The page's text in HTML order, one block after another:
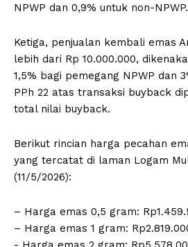
NPWP dan 0,9% untuk non-NPWP.
Ketiga, penjualan kembali emas
lebih dari Rp 10.000.000,
1,5% bagi pemegang NPWP dan
PPh 22 atas transaksi buyback
total nilai buyback.
Berikut rincian harga pecahan
yang tercatat di laman Logam
(11/5/2026):
– Harga emas 0,5 gram:
– ⁠Harga emas 1 gram: